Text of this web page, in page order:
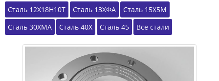
Сталь 12Х18Н10Т Сталь 13ХФА
Сталь 15Х5М
Сталь 30ХМА
Сталь 40Х Сталь 45 Все стали